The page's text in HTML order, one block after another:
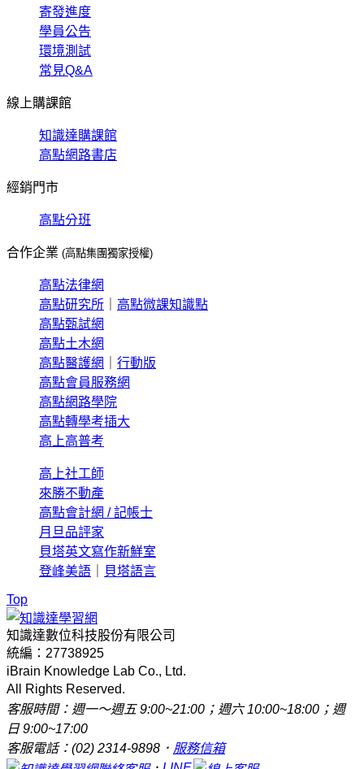
寄發進度
學員公告
環境測試
常見Q&A
線上購課館
知識達購課館
高點網路書店
經銷門市
高點分班
合作企業 (高點集團獨家授權)
高點法律網
高點研究所
高點微課知識點
高點甄試網
高點土木網
高點醫護網
行動版
高點會員服務網
高點網路學院
高點轉學考插大
高上高普考
高上社工師
來勝不動產
高點會計網 / 記帳士
月旦品評家
貝塔英文寫作新鮮室
登峰美語
貝塔語言
Top
知識達數位科技股份有限公司
統編：27738925
iBrain Knowledge Lab Co., Ltd.
All Rights Reserved.
客服時間：週一～週五 9:00~21:00；週六 10:00~18:00；週
日 9:00~17:00
客服電話：(02) 2314-9898． 服務信箱